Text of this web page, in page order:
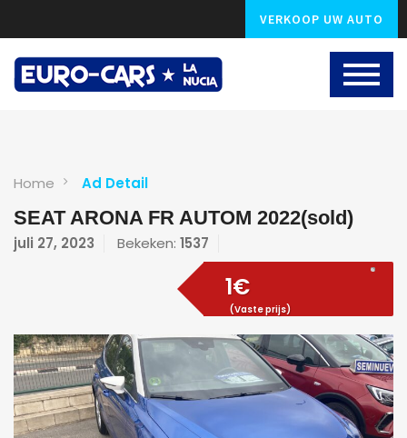
VERKOOP UW AUTO
Home Ad Detail
SEAT ARONA FR AUTOM 2022(sold)
juli 27, 2023 Bekeken: 1537
1€
(Vaste prijs)